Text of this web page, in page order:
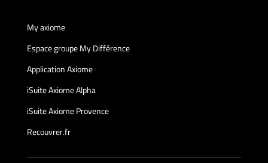
My axiome
Espace groupe My Différence
Application Axiome
iSuite Axiome Alpha
iSuite Axiome Provence
Recouvrer.fr